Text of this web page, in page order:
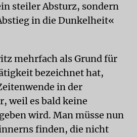
steiler Absturz, sondern
in die Dunkelheit«
mehrfach als Grund für
bezeichnet hat,
in der
weil es bald keine
wird. Man müsse nun
finden, die nicht